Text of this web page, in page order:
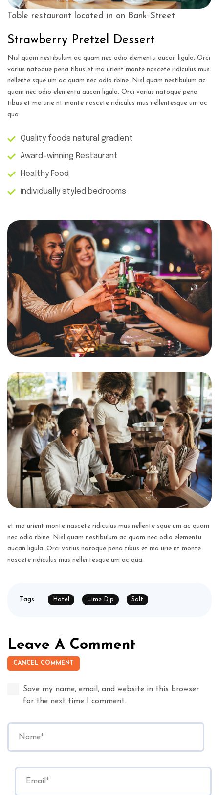
Table restaurant located in on Bank Street
Strawberry Pretzel Dessert
Nisl quam nestibulum ac quam nec odio elementu aucan ligula. Orci
varius natoque pena tibus et ma urient monte nascete ridiculus mus
nellente sque um ac quam nec odio rbine. Nisl quam nestibulum ac
quam nec odio elementu aucan ligula. Orci varius natoque pena
tibus et ma urie nt monte nascete ridiculus mus nellentesque um ac
qua.
Quality foods natural gradient
Award-winning Restaurant
Healthy Food
individually styled bedrooms
et ma urient monte nascete ridiculus mus nellente sque um ac quam
nec odio rbine. Nisl quam nestibulum ac quam nec odio elementu
aucan ligula. Orci varius natoque pena tibus et ma urie nt monte
nascete ridiculus mus nellentesque um ac qua.
Tags: Hotel Lime Dip Salt
Leave A Comment
CANCEL COMMENT
Save my name, email, and website in this browser
for the next time I comment.